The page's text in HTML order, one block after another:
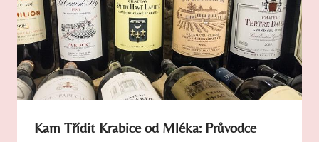
Kam Třídit Krabice od Mléka: Průvodce